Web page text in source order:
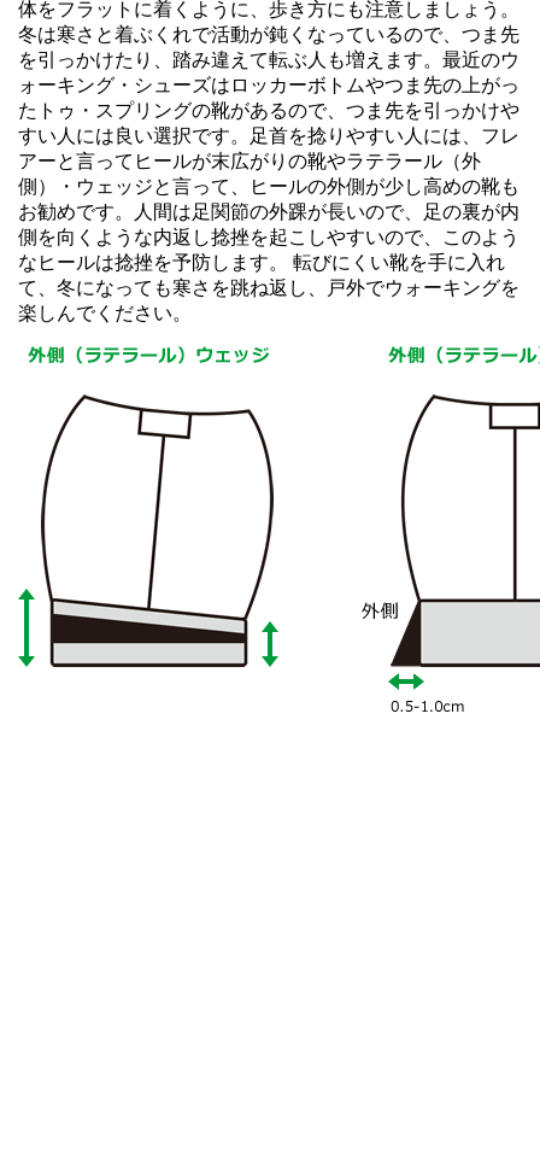
体をフラットに着くように、歩き方にも注意しましょう。
冬は寒さと着ぶくれで活動が鈍くなっているので、つま先
を引っかけたり、踏み違えて転ぶ人も増えます。最近のウ
ォーキング・シューズはロッカーボトムやつま先の上がっ
たトゥ・スプリングの靴があるので、つま先を引っかけや
すい人には良い選択です。足首を捻りやすい人には、フレ
アーと言ってヒールが末広がりの靴やラテラール（外
側）・ウェッジと言って、ヒールの外側が少し高めの靴も
お勧めです。人間は足関節の外踝が長いので、足の裏が内
側を向くような内返し捻挫を起こしやすいので、このよう
なヒールは捻挫を予防します。 転びにくい靴を手に入れ
て、冬になっても寒さを跳ね返し、戸外でウォーキングを
楽しんでください。